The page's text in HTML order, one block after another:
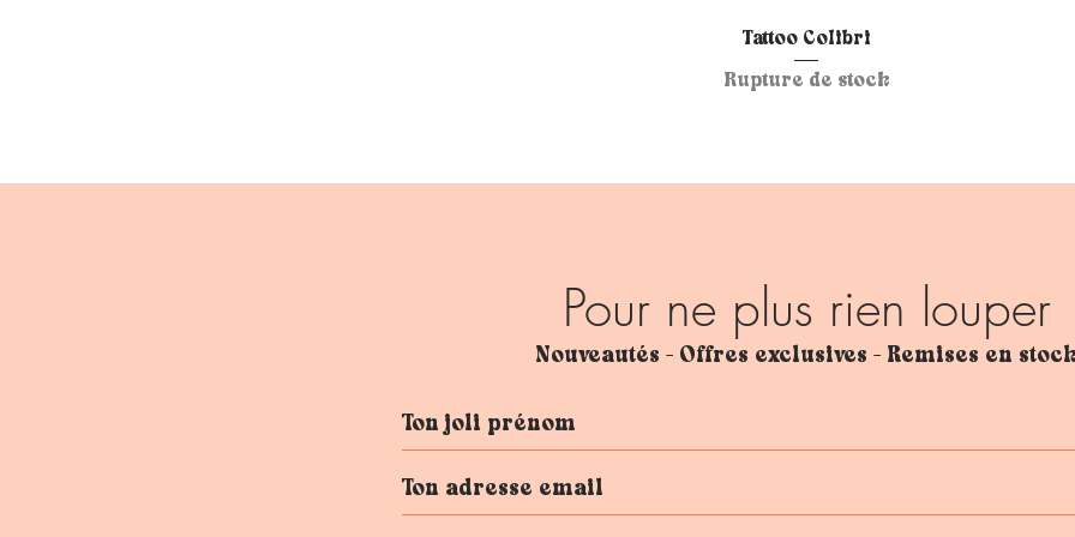
Aperçu rapide
Tattoo Colibri
Rupture de stock
Pour ne plus rien louper
Nouveautés - Offres exclusives - Remises en